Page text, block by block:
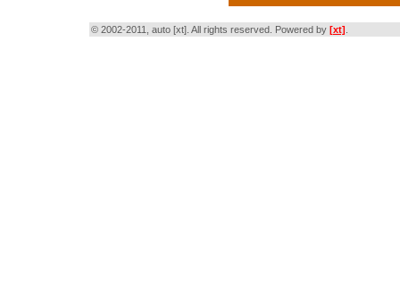
© 2002-2011, auto [xt]. All rights reserved. Powered by [xt]